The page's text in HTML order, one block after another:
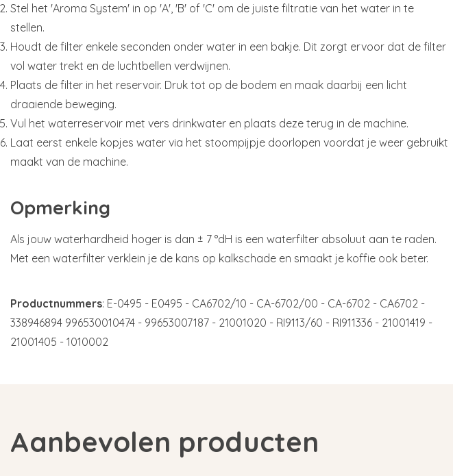
Stel het 'Aroma System' in op 'A', 'B' of 'C' om de juiste filtratie van het water in te
stellen.
Houdt de filter enkele seconden onder water in een bakje. Dit zorgt ervoor dat de filter
vol water trekt en de luchtbellen verdwijnen.
Plaats de filter in het reservoir. Druk tot op de bodem en maak daarbij een licht
draaiende beweging.
Vul het waterreservoir met vers drinkwater en plaats deze terug in de machine.
Laat eerst enkele kopjes water via het stoompijpje doorlopen voordat je weer gebruikt
maakt van de machine.
Opmerking
Als jouw waterhardheid hoger is dan ± 7 °dH is een waterfilter absoluut aan te raden.
Met een waterfilter verklein je de kans op kalkschade en smaakt je koffie ook beter.
Productnummers: E-0495 - E0495 - CA6702/10 - CA-6702/00 - CA-6702 - CA6702 -
338946894 996530010474 - 99653007187 - 21001020 - RI9113/60 - RI911336 - 21001419 -
21001405 - 1010002
Aanbevolen producten